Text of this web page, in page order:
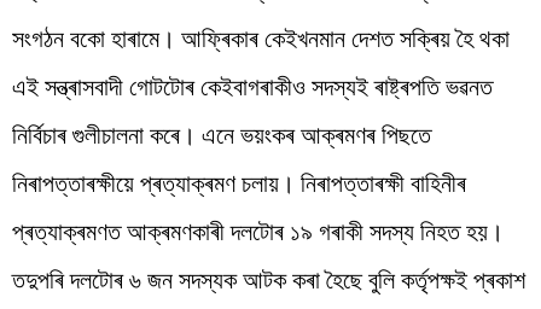
সংগঠন বকো হাৰামে। আফ্ৰিকাৰ কেইখনমান দেশত সক্ৰিয় হৈ থকা
এই সন্ত্ৰাসবাদী গোটটোৰ কেইবাগৰাকীও সদস্যই ৰাষ্ট্ৰপতি ভৱনত
নিৰ্বিচাৰ গুলীচালনা কৰে। এনে ভয়ংকৰ আক্ৰমণৰ পিছতে
নিৰাপত্তাৰক্ষীয়ে প্ৰত্যাক্ৰমণ চলায়। নিৰাপত্তাৰক্ষী বাহিনীৰ
প্ৰত্যাক্ৰমণত আক্ৰমণকাৰী দলটোৰ ১৯ গৰাকী সদস্য নিহত হয়।
তদুপৰি দলটোৰ ৬ জন সদস্যক আটক কৰা হৈছে বুলি কৰ্তৃপক্ষই প্ৰকাশ